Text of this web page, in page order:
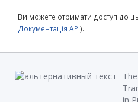
Ви можете отримати доступ до
Документація API).